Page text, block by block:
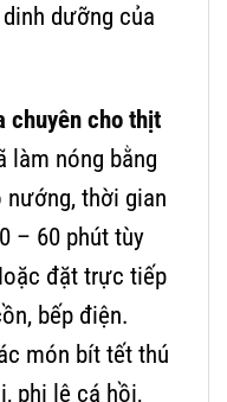
dưỡng của
chuyên cho thịt
làm nóng bằng
nướng, thời gian
– 60 phút tùy
đặt trực tiếp
bếp điện.
món bít tết thú
phi lê cá hồi,